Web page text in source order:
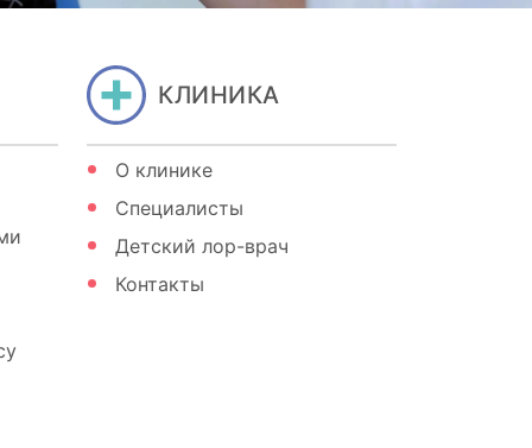
КЛИНИКА
О клинике
Специалисты
Детский лор-врач
Контакты